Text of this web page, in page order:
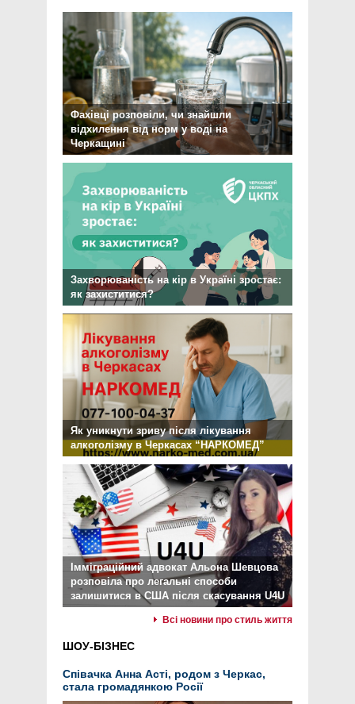
Фахівці розповіли, чи знайшли
відхилення від норм у воді на
Черкащині
Захворюваність на кір в Україні зростає:
як захиститися?
Як уникнути зриву після лікування
алкоголізму в Черкасах “НАРКОМЕД”
Імміграційний адвокат Альона Шевцова
розповіла про легальні способи
залишитися в США після скасування U4U
Всі новини про стиль життя
ШОУ-БІЗНЕС
Співачка Анна Асті, родом з Черкас,
стала громадянкою Росії